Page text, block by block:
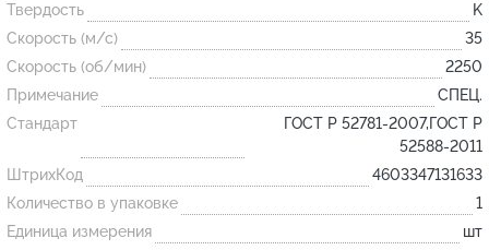
Муфель
Черпак
Шербер
Трубка
Стержень
Пробка
Подставка
Твердость
K
Скорость (м/с)
35
Скорость (об/мин)
2250
Примечание
СПЕЦ.
Стандарт
ГОСТ Р 52781-2007,ГОСТ Р
52588-2011
ШтрихКод
4603347131633
Количество в упаковке
1
Единица измерения
шт